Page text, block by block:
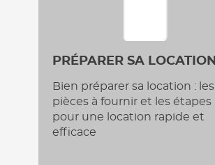
PRÉPARER SA LOCATION
Bien préparer sa location : les
pièces à fournir et les étapes
pour une location rapide et
efficace